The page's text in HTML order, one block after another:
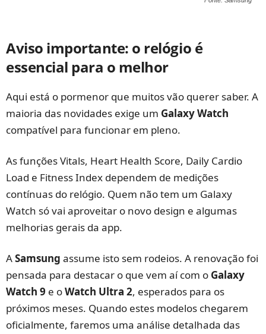
Aviso importante: o relógio é
essencial para o melhor
Aqui está o pormenor que muitos vão querer saber. A
maioria das novidades exige um Galaxy Watch
compatível para funcionar em pleno.
As funções Vitals, Heart Health Score, Daily Cardio
Load e Fitness Index dependem de medições
contínuas do relógio. Quem não tem um Galaxy
Watch só vai aproveitar o novo design e algumas
melhorias gerais da app.
ASamsung assume isto sem rodeios. A renovação foi
pensada para destacar o que vem aí com o Galaxy
Watch 9 e oWatch Ultra 2, esperados para os
próximos meses. Quando estes modelos chegarem
oficialmente, faremos uma análise detalhada das